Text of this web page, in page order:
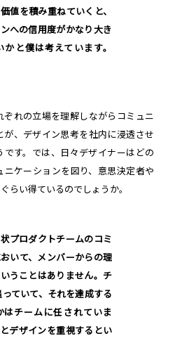
値を積み重ねていくと、
への信用度がかなり大き
と僕は考えています。
れの立場を理解しながらコミュニ
、デザイン思考を社内に浸透させ
す。では、日々デザイナーはどの
ニケーションを図り、意思決定者や
らい得ているのでしょうか。
プロダクトチームのコミ
いて、メンバーからの理
うことはありません。チ
っていて、それを達成する
はチームに任されていま
デザインを重視するとい